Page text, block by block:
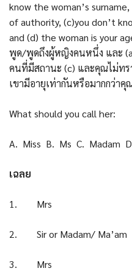
know the woman’s
of authority, (c)you don’t
and (d) the woman is your
พูด/พูดถึงผู้หญิงคนหนึ่ง และ
คนที่มีสถานะ (c) และคุณไม่ทร
เขามีอายุเท่ากันหรือมากกว่าคุ
What should you call her:
A. Miss B. Ms C. Madam
เฉลย
1. Mrs
2. Sir or Madam/ Ma’am
3. Mrs